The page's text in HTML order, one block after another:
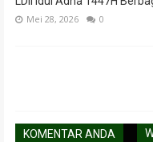
Mei 28, 2026 0
KOMENTAR ANDA